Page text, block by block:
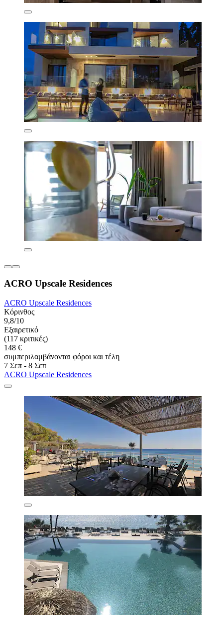
ACRO Upscale Residences
ACRO Upscale Residences
Κόρινθος
9,8/10
Εξαιρετικό
(117 κριτικές)
148 €
συμπεριλαμβάνονται φόροι και τέλη
7 Σεπ - 8 Σεπ
ACRO Upscale Residences